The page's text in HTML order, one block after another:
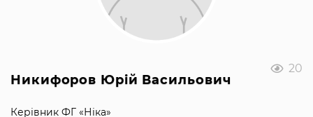
20
Никифоров Юрій Васильович
Керівник ФГ «Ніка»